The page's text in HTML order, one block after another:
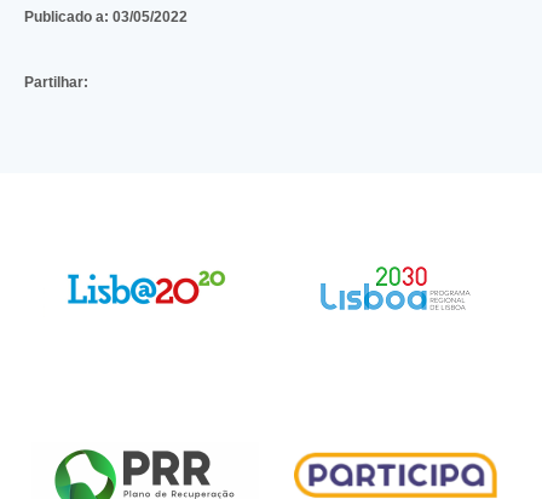
Publicado a: 03/05/2022
Partilhar: